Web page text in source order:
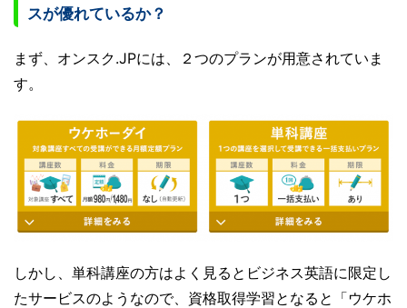
スが優れているか？
まず、オンスク.JPには、２つのプランが用意されていま
す。
しかし、単科講座の方はよく見るとビジネス英語に限定し
たサービスのようなので、資格取得学習となると「ウケホ